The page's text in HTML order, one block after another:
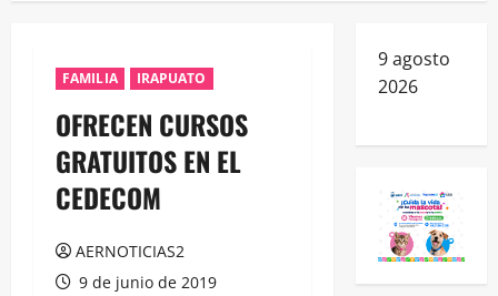
FAMILIA IRAPUATO
OFRECEN CURSOS
GRATUITOS EN EL
CEDECOM
AERNOTICIAS2
9 de junio de 2019
9 agosto
2026